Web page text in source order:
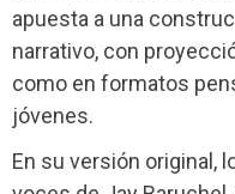
apuesta a una
narrativo, con
como en formatos
jóvenes.
En su versión original,